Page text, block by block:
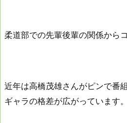
柔道部での先輩後輩の関係から
近年は高橋茂雄さんがピンで番
ギャラの格差が広がっています。